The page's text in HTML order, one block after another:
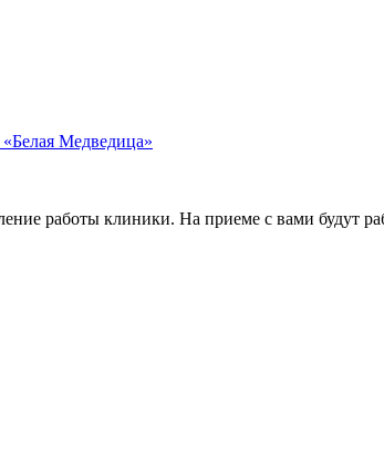
Медведица»
работы клиники. На приеме с вами будут